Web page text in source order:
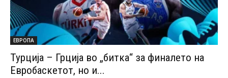
ЕВРОПА
Турција – Грција во „битка“ за финалето на
Евробаскетот, но и...